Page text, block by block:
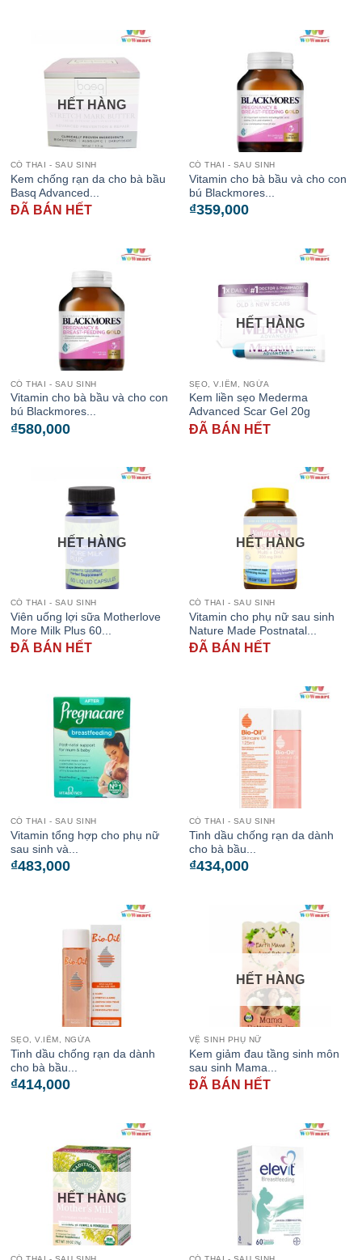
HẾT HÀNG
CÓ THAI - SAU SINH
Kem chống rạn da cho bà bầu
Basq Advanced...
ĐÃ BÁN HẾT
CÓ THAI - SAU SINH
Vitamin cho bà bầu và cho con
bú Blackmores...
₫359,000
CÓ THAI - SAU SINH
Vitamin cho bà bầu và cho con
bú Blackmores...
₫580,000
HẾT HÀNG
SẸO, V.IÊM, NGỨA
Kem liền sẹo Mederma
Advanced Scar Gel 20g
ĐÃ BÁN HẾT
HẾT HÀNG
CÓ THAI - SAU SINH
Viên uống lợi sữa Motherlove
More Milk Plus 60...
ĐÃ BÁN HẾT
HẾT HÀNG
CÓ THAI - SAU SINH
Vitamin cho phụ nữ sau sinh
Nature Made Postnatal...
ĐÃ BÁN HẾT
CÓ THAI - SAU SINH
Vitamin tổng hợp cho phụ nữ
sau sinh và...
₫483,000
CÓ THAI - SAU SINH
Tinh dầu chống rạn da dành
cho bà bầu...
₫434,000
SẸO, V.IÊM, NGỨA
Tinh dầu chống rạn da dành
cho bà bầu...
₫414,000
HẾT HÀNG
VỆ SINH PHỤ NỮ
Kem giảm đau tầng sinh môn
sau sinh Mama...
ĐÃ BÁN HẾT
HẾT HÀNG